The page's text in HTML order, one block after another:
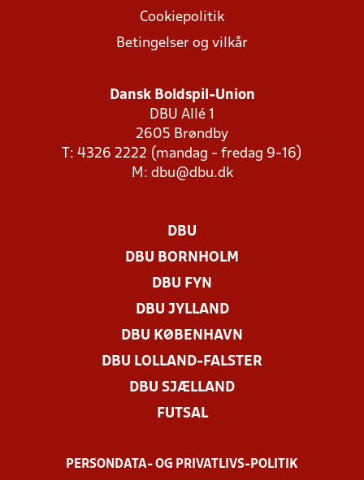
Cookiepolitik
Betingelser og vilkår
Dansk Boldspil-Union
DBU Allé 1
2605 Brøndby
T: 4326 2222 (mandag - fredag 9-16)
M: dbu@dbu.dk
DBU
DBU BORNHOLM
DBU FYN
DBU JYLLAND
DBU KØBENHAVN
DBU LOLLAND-FALSTER
DBU SJÆLLAND
FUTSAL
PERSONDATA- OG PRIVATLIVS-POLITIK